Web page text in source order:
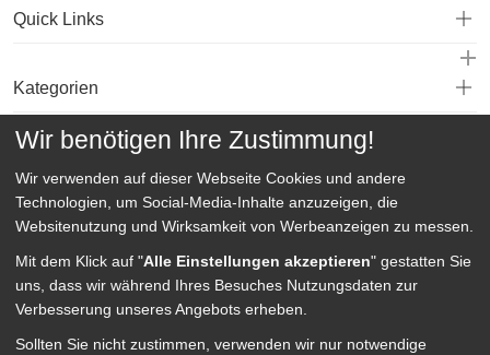
Quick Links
Kategorien
Wir benötigen Ihre Zustimmung!
Wir verwenden auf dieser Webseite Cookies und andere
Technologien, um Social-Media-Inhalte anzuzeigen, die
Websitenutzung und Wirksamkeit von Werbeanzeigen zu messen.
Mit dem Klick auf "Alle Einstellungen akzeptieren" gestatten Sie
uns, dass wir während Ihres Besuches Nutzungsdaten zur
Verbesserung unseres Angebots erheben.
Sollten Sie nicht zustimmen, verwenden wir nur notwendige